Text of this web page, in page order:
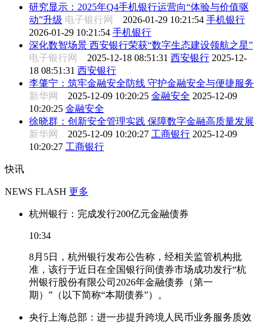
研究显示：2025年Q4手机银行运营向“体验与价值驱
动”升级 电子银行网 2026-01-29 10:21:54 手机银行
2026-01-29 10:21:54 手机银行
深化数智场景 西安银行荣获“数字生态建设领航之星”
电子银行网 2025-12-18 08:51:31 西安银行 2025-12-
18 08:51:31 西安银行
李肇宁：筑牢金融安全防线 守护金融安全与便捷服务
新华网 2025-12-09 10:20:25 金融安全 2025-12-09
10:20:25 金融安全
徐晓群：创新安全管理实践 保障数字金融高质量发展
新华网 2025-12-09 10:20:27 工商银行 2025-12-09
10:20:27 工商银行
快讯
NEWS FLASH 更多
杭州银行：完成发行200亿元金融债券
10:34
8月5日，杭州银行发布公告称，经相关监管机构批
准，该行于近日在全国银行间债券市场成功发行“杭
州银行股份有限公司2026年金融债券（第一
期）”（以下简称“本期债券”）。
央行上海总部：进一步提升跨境人民币业务服务质效